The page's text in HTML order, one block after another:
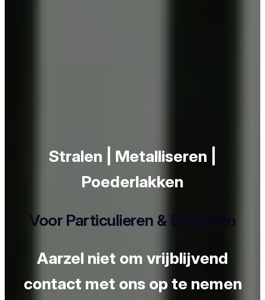
Stralen | Metalliseren |
Poederlakken
Voor Particulieren & Bedrijven
Aarzel niet om vrijblijvend
contact met ons op te nemen